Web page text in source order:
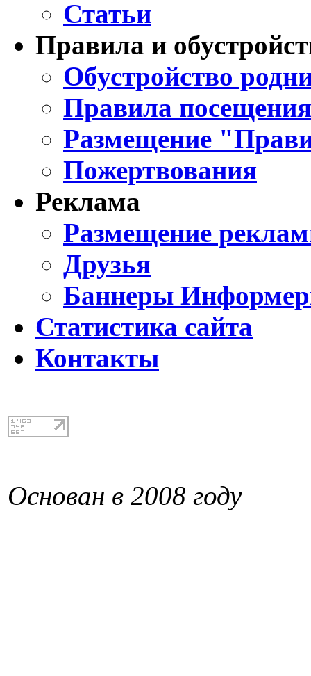
Статьи
Правила и
Обустройство
Правила
Размещение
Пожертвования
Реклама
Размещение
Друзья
Баннеры
Статистика сайта
Контакты
Основан в 2008 году